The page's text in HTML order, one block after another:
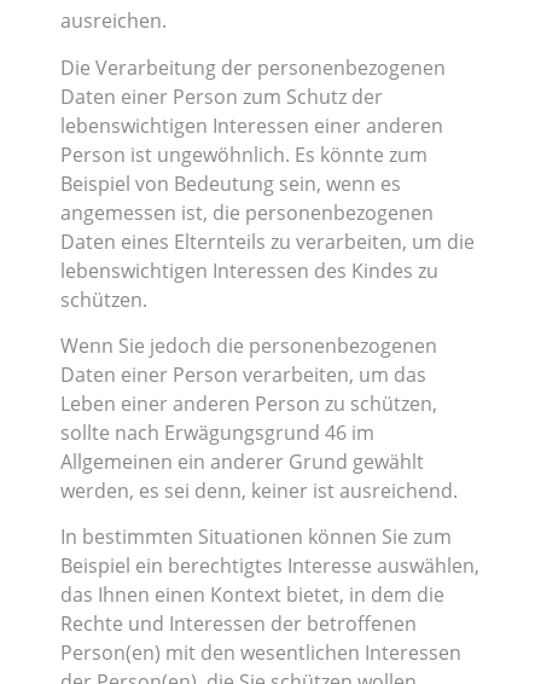
ausreichen.
Die Verarbeitung der personenbezogenen
Daten einer Person zum Schutz der
lebenswichtigen Interessen einer anderen
Person ist ungewöhnlich. Es könnte zum
Beispiel von Bedeutung sein, wenn es
angemessen ist, die personenbezogenen
Daten eines Elternteils zu verarbeiten, um die
lebenswichtigen Interessen des Kindes zu
schützen.
Wenn Sie jedoch die personenbezogenen
Daten einer Person verarbeiten, um das
Leben einer anderen Person zu schützen,
sollte nach Erwägungsgrund 46 im
Allgemeinen ein anderer Grund gewählt
werden, es sei denn, keiner ist ausreichend.
In bestimmten Situationen können Sie zum
Beispiel ein berechtigtes Interesse auswählen,
das Ihnen einen Kontext bietet, in dem die
Rechte und Interessen der betroffenen
Person(en) mit den wesentlichen Interessen